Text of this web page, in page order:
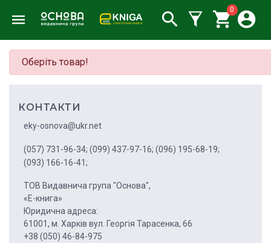
0
Оберіть товар!
КОНТАКТИ
eky-osnova@ukr.net
(057) 731-96-34; (099) 437-97-16; (096) 195-68-19;
(093) 166-16-41;
ТОВ Видавнича група "Основа",
«Е-книга»
Юридична адреса:
61001, м. Харків вул. Георгія Тарасенка, 66
+38 (050) 46-84-975